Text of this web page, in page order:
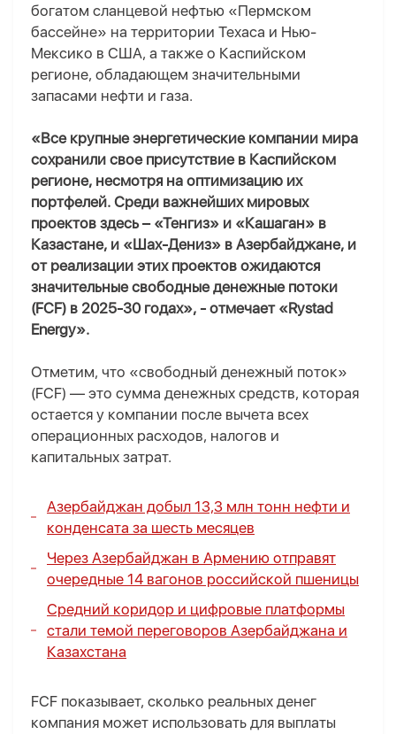
богатом сланцевой нефтью «Пермском
бассейне» на территории Техаса и Нью-
Мексико в США, а также о Каспийском
регионе, обладающем значительными
запасами нефти и газа.
«Все крупные энергетические компании мира
сохранили свое присутствие в Каспийском
регионе, несмотря на оптимизацию их
портфелей. Среди важнейших мировых
проектов здесь – «Тенгиз» и «Кашаган» в
Казастане, и «Шах-Дениз» в Азербайджане, и
от реализации этих проектов ожидаются
значительные свободные денежные потоки
(FCF) в 2025-30 годах», - отмечает «Rystad
Energy».
Отметим, что «свободный денежный поток»
(FCF) — это сумма денежных средств, которая
остается у компании после вычета всех
операционных расходов, налогов и
капитальных затрат.
Азербайджан добыл 13,3 млн тонн нефти и
конденсата за шесть месяцев
Через Азербайджан в Армению отправят
очередные 14 вагонов российской пшеницы
Средний коридор и цифровые платформы
стали темой переговоров Азербайджана и
Казахстана
FCF показывает, сколько реальных денег
компания может использовать для выплаты